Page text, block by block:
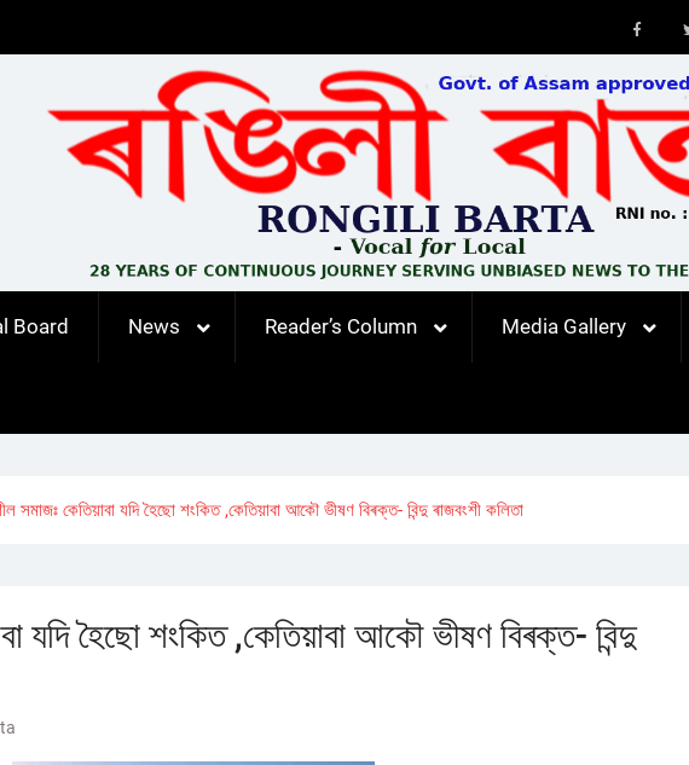
Board News Reader’s Column Media Gallery
সমাজঃ কেতিয়াবা যদি হৈছো শংকিত ,কেতিয়াবা আকৌ ভীষণ বিৰক্ত- বিন্দু ৰাজবংশী কলিতা
যদি হৈছো শংকিত ,কেতিয়াবা আকৌ ভীষণ বিৰক্ত- বিন্দু